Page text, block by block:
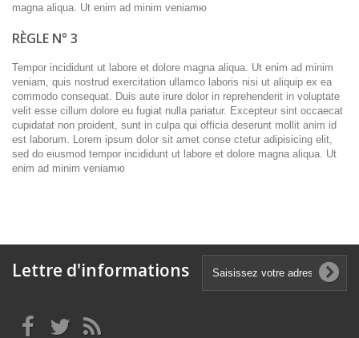
magna aliqua. Ut enim ad minim veniamю
RÈGLE N° 3
Tempor incididunt ut labore et dolore magna aliqua. Ut enim ad minim
veniam, quis nostrud exercitation ullamco laboris nisi ut aliquip ex ea
commodo consequat. Duis aute irure dolor in reprehenderit in voluptate
velit esse cillum dolore eu fugiat nulla pariatur. Excepteur sint occaecat
cupidatat non proident, sunt in culpa qui officia deserunt mollit anim id
est laborum. Lorem ipsum dolor sit amet conse ctetur adipisicing elit,
sed do eiusmod tempor incididunt ut labore et dolore magna aliqua. Ut
enim ad minim veniamю
Lettre d'informations